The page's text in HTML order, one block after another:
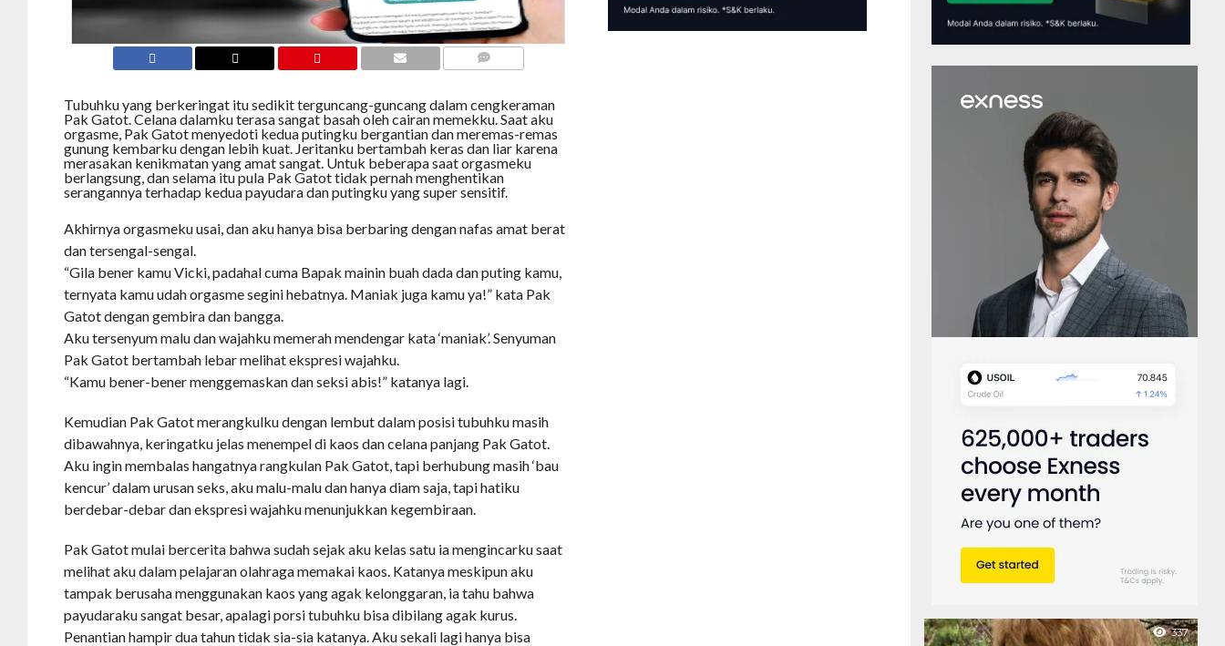
Tubuhku yang berkeringat itu sedikit terguncang-guncang dalam cengkeraman
Pak Gatot. Celana dalamku terasa sangat basah oleh cairan memekku. Saat aku
orgasme, Pak Gatot menyedoti kedua putingku bergantian dan meremas-remas
gunung kembarku dengan lebih kuat. Jeritanku bertambah keras dan liar karena
merasakan kenikmatan yang amat sangat. Untuk beberapa saat orgasmeku
berlangsung, dan selama itu pula Pak Gatot tidak pernah menghentikan
serangannya terhadap kedua payudara dan putingku yang super sensitif.
Akhirnya orgasmeku usai, dan aku hanya bisa berbaring dengan nafas amat berat
dan tersengal-sengal.
“Gila bener kamu Vicki, padahal cuma Bapak mainin buah dada dan puting kamu,
ternyata kamu udah orgasme segini hebatnya. Maniak juga kamu ya!” kata Pak
Gatot dengan gembira dan bangga.
Aku tersenyum malu dan wajahku memerah mendengar kata ‘maniak’. Senyuman
Pak Gatot bertambah lebar melihat ekspresi wajahku.
“Kamu bener-bener menggemaskan dan seksi abis!” katanya lagi.
Kemudian Pak Gatot merangkulku dengan lembut dalam posisi tubuhku masih
dibawahnya, keringatku jelas menempel di kaos dan celana panjang Pak Gatot.
Aku ingin membalas hangatnya rangkulan Pak Gatot, tapi berhubung masih ‘bau
kencur’ dalam urusan seks, aku malu-malu dan hanya diam saja, tapi hatiku
berdebar-debar dan ekspresi wajahku menunjukkan kegembiraan.
Pak Gatot mulai bercerita bahwa sudah sejak aku kelas satu ia mengincarku saat
melihat aku dalam pelajaran olahraga memakai kaos. Katanya meskipun aku
tampak berusaha menggunakan kaos yang agak kelonggaran, ia tahu bahwa
payudaraku sangat besar, apalagi porsi tubuhku bisa dibilang agak kurus.
Penantian hampir dua tahun tidak sia-sia katanya. Aku sekali lagi hanya bisa
337